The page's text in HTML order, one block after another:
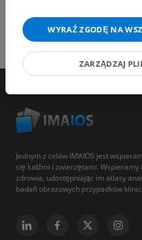
Jednym z celów IMAIOS jest
się ludźmi i zwierzętami.
zdrowia, udostępniając im atlasy
badań obrazowych przypadków
WYRAŹ ZGODĘ NA
ZARZĄDZAJ